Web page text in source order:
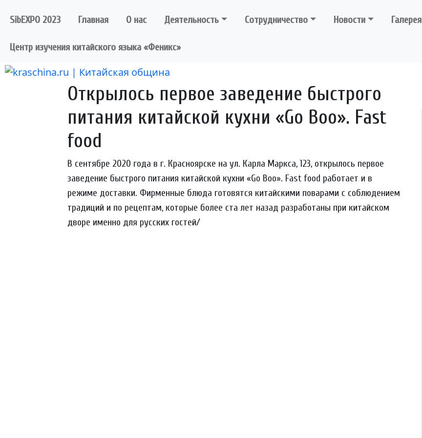
SibEXPO 2023 Главная О нас Деятельность Сотрудничество Новости Галерея
Центр изучения китайского языка «Феникс»
Открылось первое заведение быстрого
питания китайской кухни «Go Boo». Fast
food
В сентябре 2020 года в г. Красноярске на ул. Карла Маркса, 123, открылось первое
заведение быстрого питания китайской кухни «Go Boo». Fast food работает и в
режиме доставки. Фирменные блюда готовятся китайскими поварами с соблюдением
традиций и по рецептам, которые более ста лет назад разработаны при китайском
дворе именно для русских гостей/